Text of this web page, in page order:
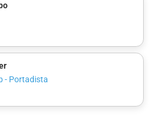
- Portadista